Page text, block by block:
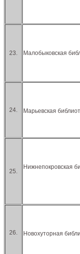
23. Малобыковская
24. Марьевская
25.
Нижнепокровская
26. Новохуторная